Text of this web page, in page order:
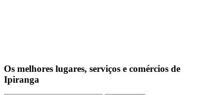
Os melhores lugares, serviços e comércios de
Ipiranga